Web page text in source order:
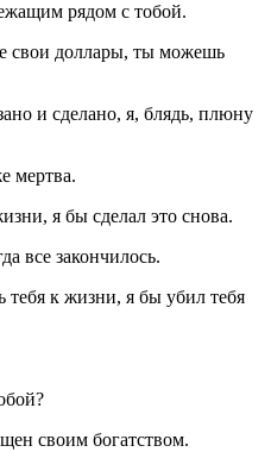
рядом с тобой.
свои доллары, ты можешь
и сделано, я, блядь, плюну
мертва.
я бы сделал это снова.
все закончилось.
тебя к жизни, я бы убил тебя
своим богатством.